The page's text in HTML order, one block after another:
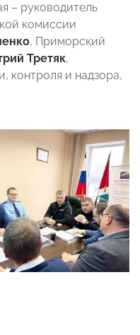
– руководитель
комиссии
, Приморский
Третяк,
контроля и надзора,